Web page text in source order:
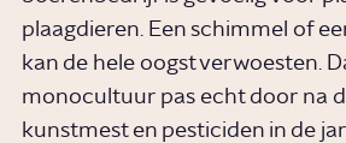
plaagdieren. Een schimmel of
kan de hele oogst verwoesten.
monocultuur pas echt door na
kunstmest en pesticiden in de